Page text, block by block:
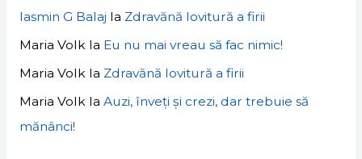
Iasmin G Balaj la Zdravănă lovitură a firii
Maria Volkla Eu nu mai vreau să fac nimic!
Maria Volk la Zdravănă lovitură a firii
Maria Volk la Auzi, înveți și crezi, dar trebuie să
mănânci!